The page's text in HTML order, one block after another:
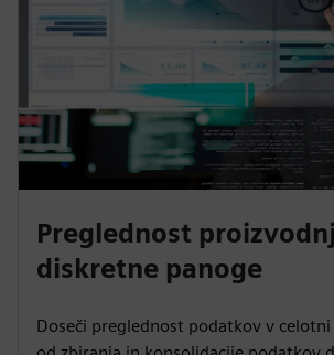
Preglednost
diskretne panoge
Doseči preglednost podatkov v